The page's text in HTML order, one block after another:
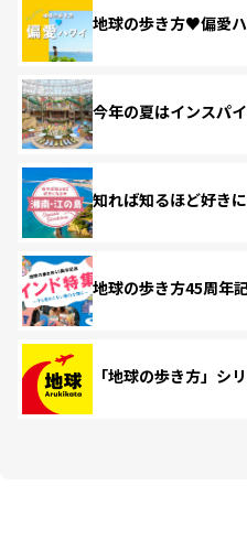
地球の歩き方♥偏愛
今年の夏はインスパ
知れば知るほど好き
地球の歩き方45周年
「地球の歩き方」シ